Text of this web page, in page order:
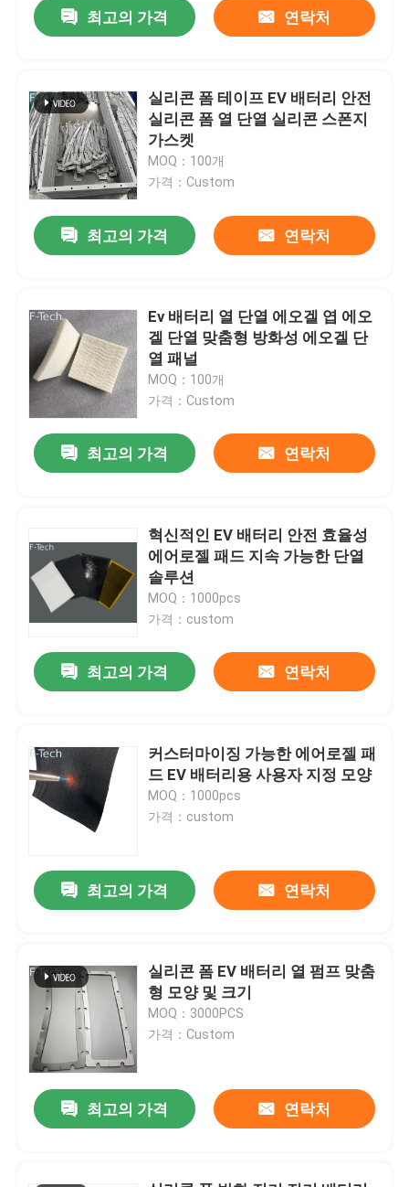
VR 쇼
공장 투어
품질 관리
저희와 연락
사건
인용 을 요청 하십시오
건전지 팩 봉합
배터리 온도 조절 장치
배터리 열 폭주 방지 장치
배터리 단열
배터리 열 랩
EV 배터리 보호
배터리 인터페이스
배터리 결합
최고의 가격 연락처
실리콘 폼 테이프 EV 배터리 안전
실리콘 폼 열 단열 실리콘 스폰지
가스켓
MOQ：100개
가격：Custom
최고의 가격 연락처
Ev 배터리 열 단열 에오겔 엽 에오
겔 단열 맞춤형 방화성 에오겔 단
열 패널
MOQ：100개
가격：Custom
최고의 가격 연락처
혁신적인 EV 배터리 안전 효율성
에어로젤 패드 지속 가능한 단열
솔루션
MOQ：1000pcs
가격：custom
최고의 가격 연락처
커스터마이징 가능한 에어로젤 패
드 EV 배터리용 사용자 지정 모양
MOQ：1000pcs
가격：custom
최고의 가격 연락처
실리콘 폼 EV 배터리 열 펌프 맞춤
형 모양 및 크기
MOQ：3000PCS
가격：Custom
최고의 가격 연락처